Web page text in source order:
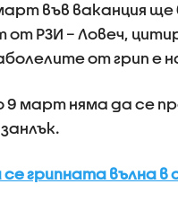
във ваканция
РЗИ – Ловеч,
от грип е
март няма да се
грипната вълна